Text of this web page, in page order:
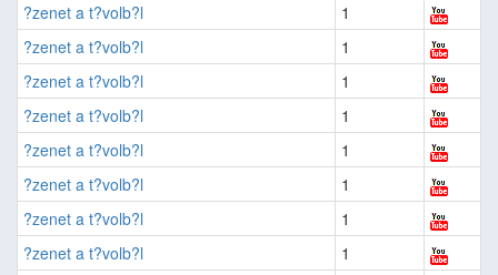
?zenet a t?volb?l
1
?zenet a t?volb?l
1
?zenet a t?volb?l
1
?zenet a t?volb?l
1
?zenet a t?volb?l
1
?zenet a t?volb?l
1
?zenet a t?volb?l
1
?zenet a t?volb?l
1